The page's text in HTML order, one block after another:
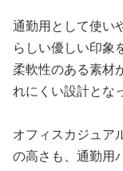
通勤用として使い
らしい優しい印象
柔軟性のある素材
れにくい設計とな
オフィスカジュア
の高さも、通勤用